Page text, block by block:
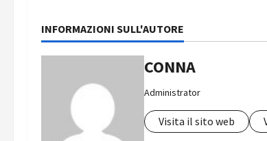
INFORMAZIONI SULL'AUTORE
CONNA
Administrator
Visita il sito web